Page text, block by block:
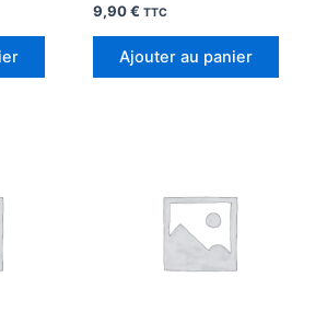
9,90€ TTC
Ajouter au panier